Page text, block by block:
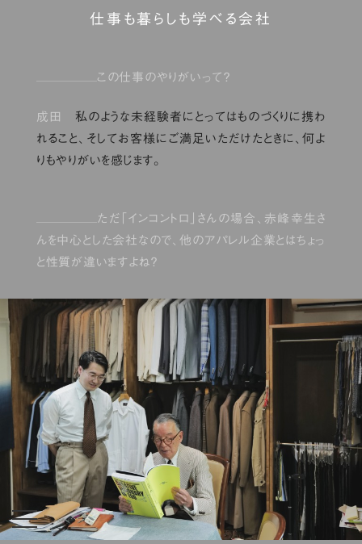
仕事も暮らしも学べる会社
この仕事のやりがいって？
成田
私のような未経験者にとってはものづくりに携わ
れること、そしてお客様にご満足いただけたときに、何よ
りもやりがいを感じます。
ただ「インコントロ」さんの場合、赤峰幸生さ
んを中心とした会社なので、他のアパレル企業とはちょっ
と性質が違いますよね？